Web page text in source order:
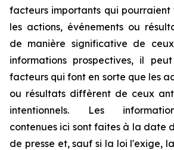
facteurs importants qui pourraient
les actions, événements ou
de manière significative de
informations prospectives, il
facteurs qui font en sorte que les
ou résultats diffèrent de ceux
intentionnels. Les
contenues ici sont faites à la date
de presse et, sauf si la loi l'exige,